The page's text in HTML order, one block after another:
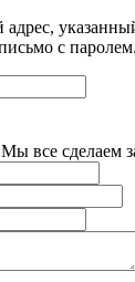
с паролем.
все сделаем